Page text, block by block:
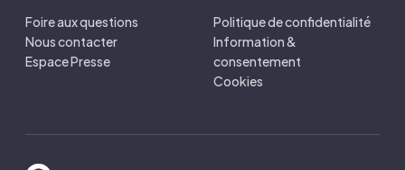
Foire aux questions
Nous contacter
Espace Presse
Politique de confidentialité
Information &
consentement
Cookies